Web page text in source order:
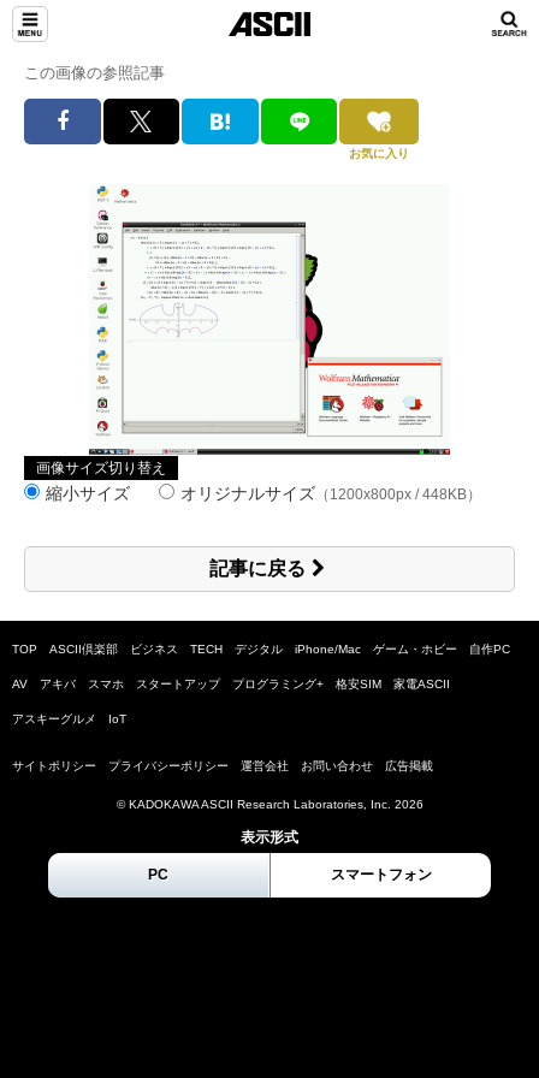
この画像の参照記事
お気に入り
画像サイズ切り替え
縮小サイズ オリジナルサイズ （1200x800px / 448KB）
記事に戻る
TOP ASCII倶楽部 ビジネス TECH デジタル iPhone/Mac ゲーム・ホビー 自作PC
AV アキバ スマホ スタートアップ プログラミング+ 格安SIM 家電ASCII
アスキーグルメ IoT
サイトポリシー プライバシーポリシー 運営会社 お問い合わせ 広告掲載
© KADOKAWA ASCII Research Laboratories, Inc. 2026
表示形式
PC スマートフォン